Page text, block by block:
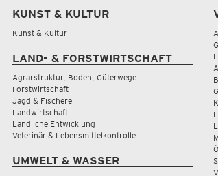
KUNST & KULTUR
Kunst & Kultur
LAND- & FORSTWIRTSCHAFT
Agrarstruktur, Boden, Güterwege
Forstwirtschaft
Jagd & Fischerei
Landwirtschaft
Ländliche Entwicklung
Veterinär & Lebensmittelkontrolle
UMWELT & WASSER